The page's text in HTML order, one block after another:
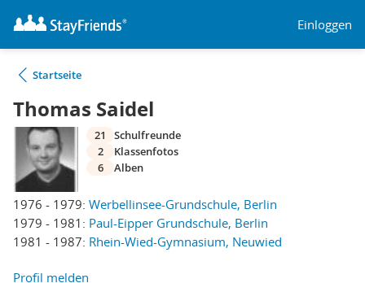
Einloggen
Startseite
Thomas Saidel
1976 - 1979: Werbellinsee-Grundschule, Berlin
1979 - 1981: Paul-Eipper Grundschule, Berlin
1981 - 1987: Rhein-Wied-Gymnasium, Neuwied
21
Schulfreunde
2
Klassenfotos
6
Alben
Profil melden